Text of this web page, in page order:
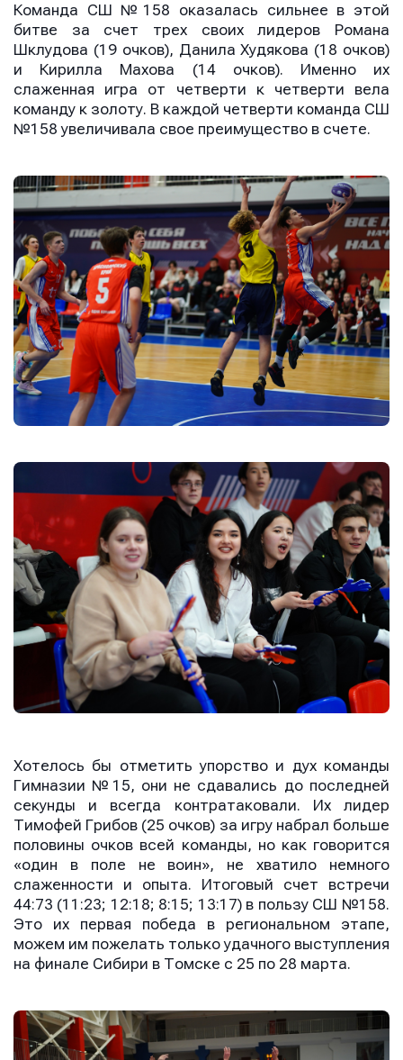
Команда СШ №158 оказалась сильнее в этой
битве за счет трех своих лидеров Романа
Шклудова (19 очков), Данила Худякова (18 очков)
и Кирилла Махова (14 очков). Именно их
слаженная игра от четверти к четверти вела
команду к золоту. В каждой четверти команда СШ
№158 увеличивала свое преимущество в счете.
Хотелось бы отметить упорство и дух команды
Гимназии №15, они не сдавались до последней
секунды и всегда контратаковали. Их лидер
Тимофей Грибов (25 очков) за игру набрал больше
половины очков всей команды, но как говорится
«один в поле не воин», не хватило немного
слаженности и опыта. Итоговый счет встречи
44:73 (11:23; 12:18; 8:15; 13:17) в пользу СШ №158.
Это их первая победа в региональном этапе,
можем им пожелать только удачного выступления
на финале Сибири в Томске с 25 по 28 марта.